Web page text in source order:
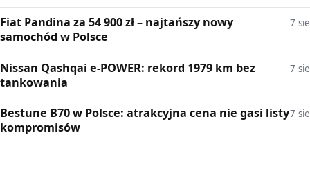
Fiat Pandina za 54 900 zł – najtańszy nowy
samochód w Polsce
7 sie
Nissan Qashqai e-POWER: rekord 1979 km bez
tankowania
7 sie
Bestune B70 w Polsce: atrakcyjna cena nie gasi listy
kompromisów
7 sie